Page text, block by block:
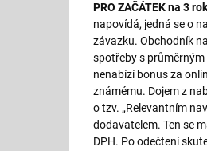
PRO ZAČÁTEK na 3
napovídá, jedná se o
závazku. Obchodník
spotřeby s
nenabízí bonus za
známému. Dojem z
o tzv. „Relevantním
dodavatelem. Ten se
DPH. Po odečtení